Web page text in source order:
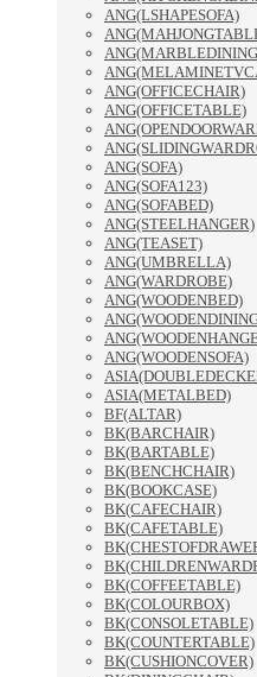
ANG(LSHAPESOFA)
ANG(OFFICECHAIR)
ANG(OFFICETABLE)
ANG(SOFA)
ANG(SOFA123)
ANG(SOFABED)
ANG(STEELHANGER)
ANG(TEASET)
ANG(UMBRELLA)
ANG(WARDROBE)
ANG(WOODENBED)
ANG(WOODENSOFA)
ASIA(METALBED)
BF(ALTAR)
BK(BARCHAIR)
BK(BARTABLE)
BK(BENCHCHAIR)
BK(BOOKCASE)
BK(CAFECHAIR)
BK(CAFETABLE)
BK(COFFEETABLE)
BK(COLOURBOX)
BK(CONSOLETABLE)
BK(COUNTERTABLE)
BK(CUSHIONCOVER)